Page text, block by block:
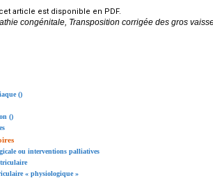
article est disponible en PDF.
congénitale, Transposition corrigée des gros
()
()
ou interventions palliatives
« physiologique »